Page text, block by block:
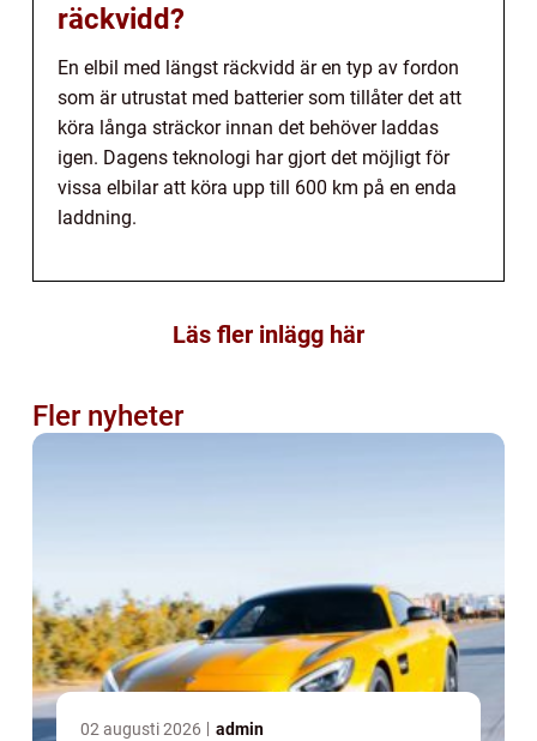
räckvidd?
En elbil med längst räckvidd är en typ av fordon
som är utrustat med batterier som tillåter det att
köra långa sträckor innan det behöver laddas
igen. Dagens teknologi har gjort det möjligt för
vissa elbilar att köra upp till 600 km på en enda
laddning.
Läs fler inlägg här
Fler nyheter
02 augusti 2026 admin